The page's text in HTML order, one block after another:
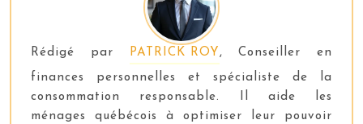
Rédigé par PATRICK ROY , Conseiller en
finances personnelles et spécialiste de la
consommation responsable. Il aide les
ménages québécois à optimiser leur pouvoir